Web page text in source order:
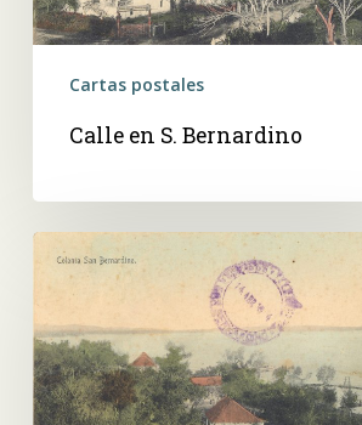
Cartas postales
Calle en S. Bernardino
Colonia
Bernardino